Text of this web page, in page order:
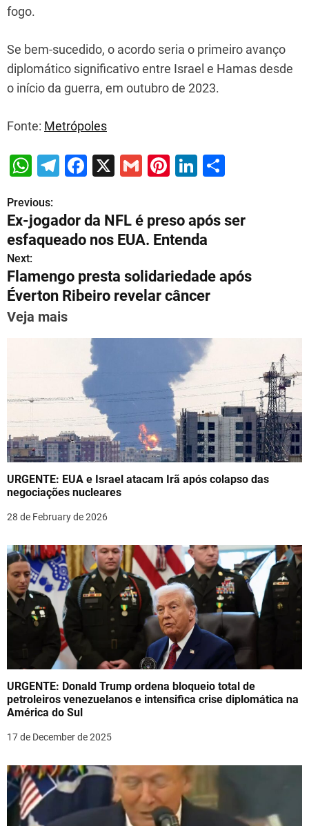
fogo.
Se bem-sucedido, o acordo seria o primeiro avanço
diplomático significativo entre Israel e Hamas desde
o início da guerra, em outubro de 2023.
Fonte: Metrópoles
W
at
s
A
p
p
T
e
gr
a
m
F
c
e
b
o
o
X
G
l
Pi
e
st
Li
e
dI
n
e
P
o
s
t
n
a
t
i
o
n
Previous:
Ex-jogador da NFL é preso após ser
esfaqueado nos EUA. Entenda
Next:
Flamengo presta solidariedade após
Éverton Ribeiro revelar câncer
Veja mais
URGENTE: EUA e Israel atacam Irã após colapso das
negociações nucleares
28 de February de 2026
URGENTE: Donald Trump ordena bloqueio total de
petroleiros venezuelanos e intensifica crise diplomática na
América do Sul
17 de December de 2025